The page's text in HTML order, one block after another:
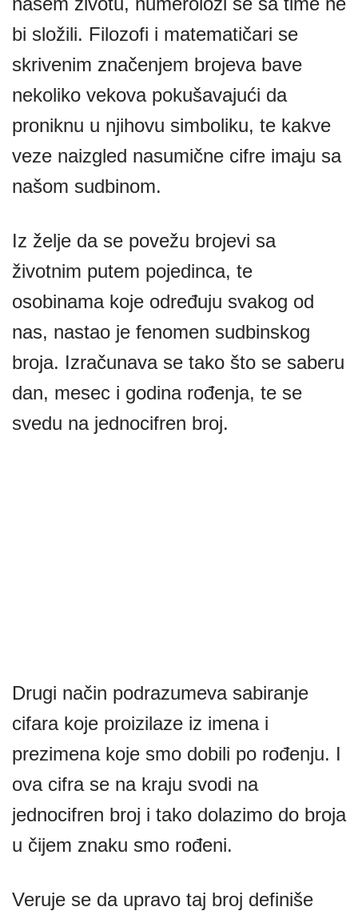
bi složili. Filozofi i matematičari se
skrivenim značenjem brojeva bave
nekoliko vekova pokušavajući da
proniknu u njihovu simboliku, te kakve
veze naizgled nasumične cifre imaju sa
našom sudbinom.
Iz želje da se povežu brojevi sa
životnim putem pojedinca, te
osobinama koje određuju svakog od
nas, nastao je fenomen sudbinskog
broja. Izračunava se tako što se saberu
dan, mesec i godina rođenja, te se
svedu na jednocifren broj.
Drugi način podrazumeva sabiranje
cifara koje proizilaze iz imena i
prezimena koje smo dobili po rođenju. I
ova cifra se na kraju svodi na
jednocifren broj i tako dolazimo do broja
u čijem znaku smo rođeni.
Veruje se da upravo taj broj definiše